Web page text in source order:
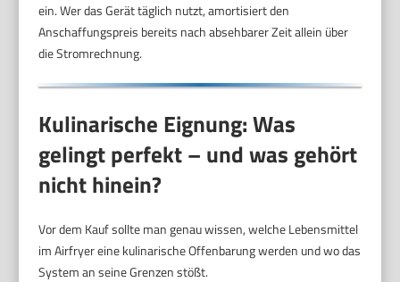
ein. Wer das Gerät täglich nutzt, amortisiert den
Anschaffungspreis bereits nach absehbarer Zeit allein über
die Stromrechnung.
Kulinarische Eignung: Was
gelingt perfekt – und was gehört
nicht hinein?
Vor dem Kauf sollte man genau wissen, welche Lebensmittel
im Airfryer eine kulinarische Offenbarung werden und wo das
System an seine Grenzen stößt.